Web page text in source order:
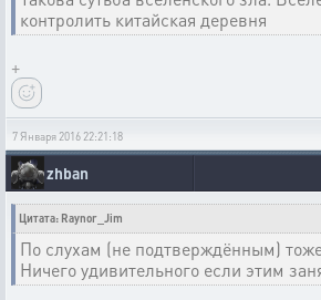
контролить китайская деревня
+
7 Января 2016 22:21:18
zhban
Цитата: Raynor_Jim
По слухам (не подтверждённым)
Ничего удивительного если этим